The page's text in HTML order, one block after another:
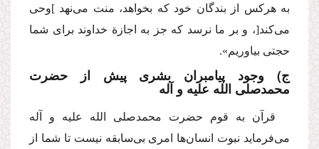
به هركس از بندگان خود كه بخواهد، منت می‌نهد ]وحی
می‌كند[، و بر ما نرسد كه جز به اجازة خداوند برای شما
حجتی بیاوریم».
ج) وجود پیامبران بشری پیش از حضرت
محمدصلی الله علیه و آله
قرآن به قوم حضرت محمدصلی الله علیه و آله
می‌فرماید نبوت انسان‌ها امری بی‌سابقه نیست تا شما از